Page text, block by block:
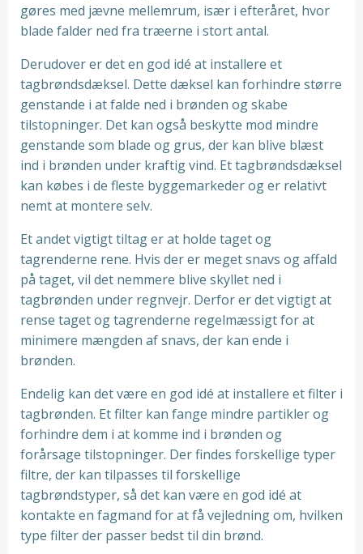
gøres med jævne mellemrum, især i efteråret, hvor
blade falder ned fra træerne i stort antal.
Derudover er det en god idé at installere et
tagbrøndsdæksel. Dette dæksel kan forhindre større
genstande i at falde ned i brønden og skabe
tilstopninger. Det kan også beskytte mod mindre
genstande som blade og grus, der kan blive blæst
ind i brønden under kraftig vind. Et tagbrøndsdæksel
kan købes i de fleste byggemarkeder og er relativt
nemt at montere selv.
Et andet vigtigt tiltag er at holde taget og
tagrenderne rene. Hvis der er meget snavs og affald
på taget, vil det nemmere blive skyllet ned i
tagbrønden under regnvejr. Derfor er det vigtigt at
rense taget og tagrenderne regelmæssigt for at
minimere mængden af snavs, der kan ende i
brønden.
Endelig kan det være en god idé at installere et filter i
tagbrønden. Et filter kan fange mindre partikler og
forhindre dem i at komme ind i brønden og
forårsage tilstopninger. Der findes forskellige typer
filtre, der kan tilpasses til forskellige
tagbrøndstyper, så det kan være en god idé at
kontakte en fagmand for at få vejledning om, hvilken
type filter der passer bedst til din brønd.